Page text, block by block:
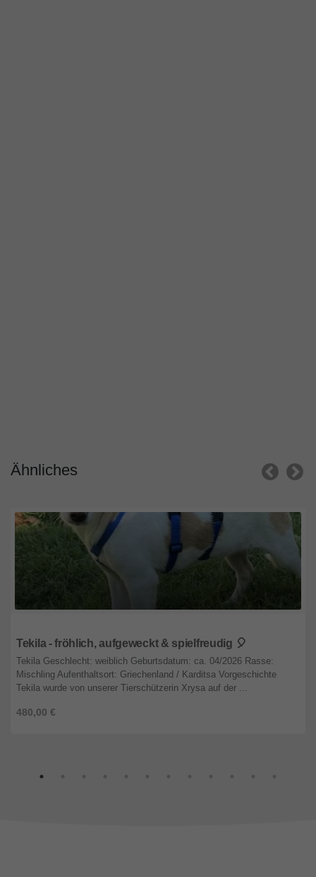
Ähnliches
Tekila - fröhlich, aufgeweckt & spielfreudig 🎈
480,00 €
Tekila Geschlecht: weiblich Geburtsdatum: ca. 04/2026 Rasse:
Mischling Aufenthaltsort: Griechenland / Karditsa Vorgeschichte
Tekila wurde von unserer Tierschützerin Xrysa auf der ...